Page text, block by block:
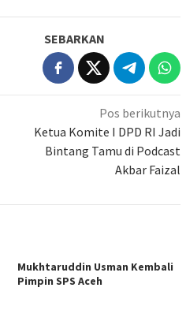
SEBARKAN
Pos berikutnya
Ketua Komite I DPD RI Jadi
Bintang Tamu di Podcast
Akbar Faizal
Mukhtaruddin Usman Kembali
Pimpin SPS Aceh